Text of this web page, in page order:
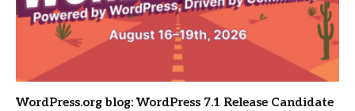
WordPress.org blog: WordPress 7.1 Release Candidate